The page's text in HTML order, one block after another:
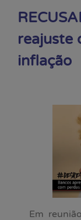
reajuste
inflação
Em